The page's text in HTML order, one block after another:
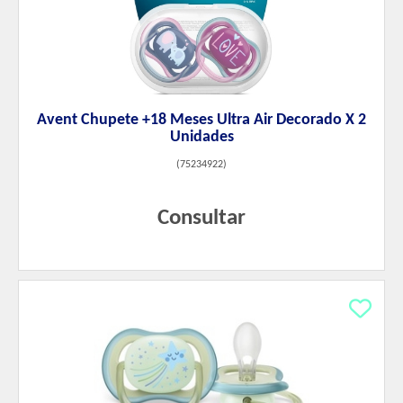
Avent Chupete +18 Meses Ultra Air Decorado X 2
Unidades
(75234922)
Consultar